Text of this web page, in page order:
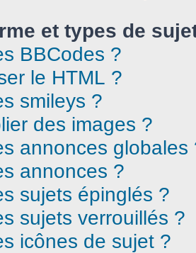
et types de
BBCodes ?
le HTML ?
smileys ?
des images ?
annonces globales
annonces ?
sujets épinglés ?
sujets verrouillés ?
icônes de sujet ?